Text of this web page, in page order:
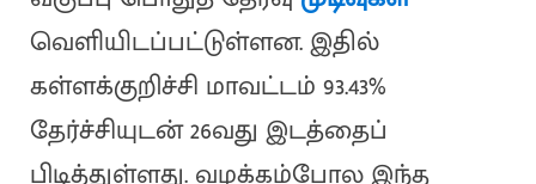
வெளியிடப்பட்டுள்ளன. இதில்
கள்ளக்குறிச்சி மாவட்டம் 93.43%
தேர்ச்சியுடன் 26வது இடத்தைப்
பிடித்துள்ளது. வழக்கம்போல இந்த